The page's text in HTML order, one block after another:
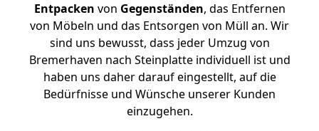
Entpacken von Gegenständen, das Entfernen
von Möbeln und das Entsorgen von Müll an. Wir
sind uns bewusst, dass jeder Umzug von
Bremerhaven nach Steinplatte individuell ist und
haben uns daher darauf eingestellt, auf die
Bedürfnisse und Wünsche unserer Kunden
einzugehen.